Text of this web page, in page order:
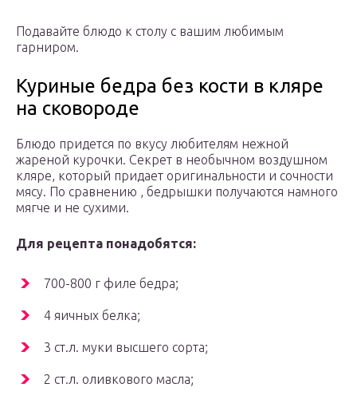
Подавайте блюдо к столу с вашим любимым
гарниром.
Куриные бедра без кости в кляре
на сковороде
Блюдо придется по вкусу любителям нежной
жареной курочки. Секрет в необычном воздушном
кляре, который придает оригинальности и сочности
мясу. По сравнению , бедрышки получаются намного
мягче и не сухими.
Для рецепта понадобятся:
700-800 г филе бедра;
4 яичных белка;
3 ст.л. муки высшего сорта;
2 ст.л. оливкового масла;